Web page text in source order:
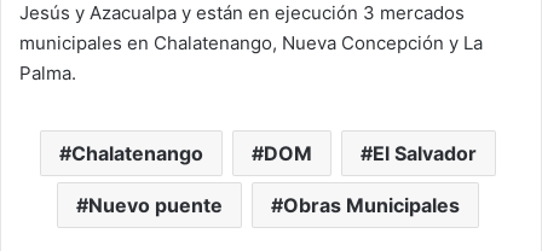
Jesús y Azacualpa y están en ejecución 3 mercados
municipales en Chalatenango, Nueva Concepción y La
Palma.
Chalatenango DOM El Salvador
Nuevo puente Obras Municipales